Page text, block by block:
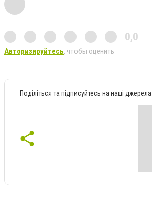
0,0
Авторизируйтесь, чтобы оценить
Поділіться та підписуйтесь на наші джерела